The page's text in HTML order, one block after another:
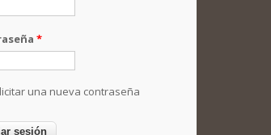
*
una nueva contraseña